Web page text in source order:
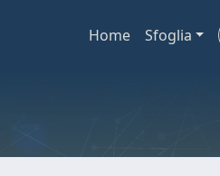
Home Sfoglia